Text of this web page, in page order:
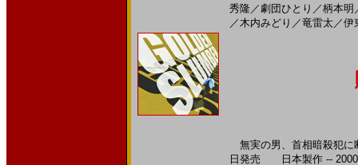
秀隆／ 劇団ひとり ／柄本明
／木内みどり ／竜雷太 ／伊
無実の男、首相暗殺犯に
日発売 日本製作 -- 2000